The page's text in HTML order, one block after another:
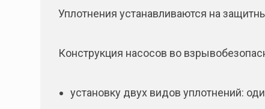
Уплотнения устанавливаются на
Конструкция насосов во
установку двух видов уплотнений: